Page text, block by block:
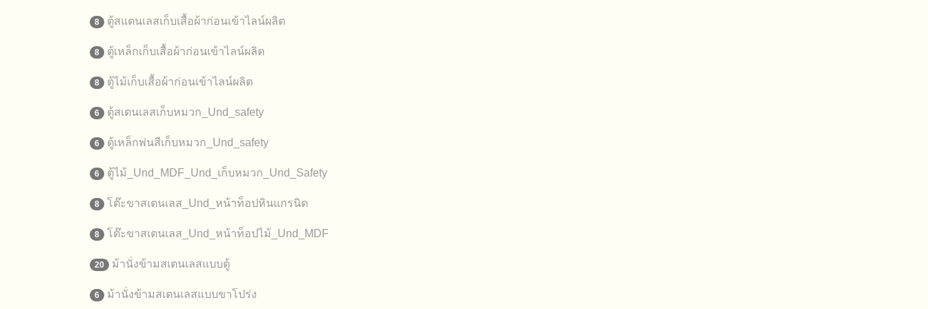
8 ตู้สแตนเลสเก็บเสื้อผ้าก่อนเข้าไลน์ผลิต
8 ตู้เหล็กเก็บเสื้อผ้าก่อนเข้าไลน์ผลิต
8 ตู้ไม้เก็บเสื้อผ้าก่อนเข้าไลน์ผลิต
6 ตู้สเตนเลสเก็บหมวก_Und_safety
6 ตู้เหล็กพ่นสีเก็บหมวก_Und_safety
6 ตู้ไม้_Und_MDF_Und_เก็บหมวก_Und_Safety
8 โต๊ะขาสเตนเลส_Und_หน้าท็อปหินแกรนิต
8 โต๊ะขาสเตนเลส_Und_หน้าท็อปไม้_Und_MDF
20 ม้านั่งข้ามสเตนเลสแบบตู้
6 ม้านั่งข้ามสเตนเลสแบบขาโปร่ง